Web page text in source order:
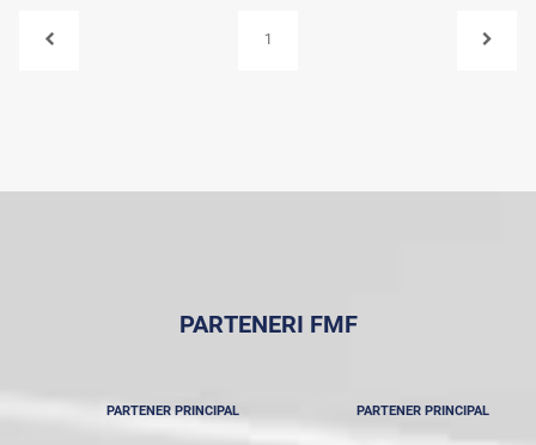
1
PARTENERI FMF
PARTENER PRINCIPAL PARTENER PRINCIPAL